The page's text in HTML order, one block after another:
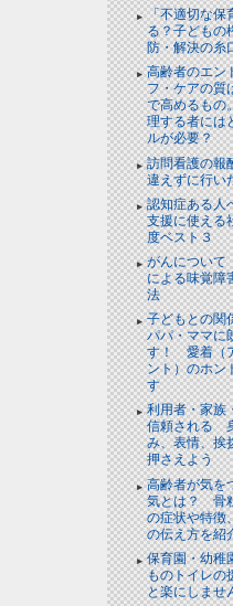
「不適切な保
る？子どもの
防・解決の糸
高齢者のエン
フ・ケアの質
で高めるもの
理する者には
ルが必要？
訪問看護の報
違えずに行い
認知症ある
支援に使える
度ベスト３
がんについ
による味覚障
法
子どもとの関
パパ・ママに
す！ 愛着（
ント）のホン
す
利用者・家族
信頼される
み、表情、挨
押さえよう
高齢者が気を
気とは？ 骨
の症状や特徴
の伝え方を紹
保育園・幼稚
ものトイレ
と楽にしませ